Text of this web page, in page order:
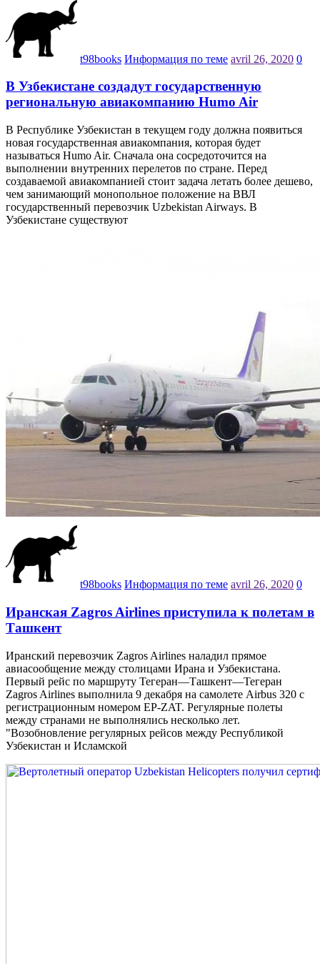
t98books Информация по теме avril 26, 2020 0
В Узбекистане создадут государственную
региональную авиакомпанию Humo Air
В Республике Узбекистан в текущем году должна появиться
новая государственная авиакомпания, которая будет
называться Humo Air. Сначала она сосредоточится на
выполнении внутренних перелетов по стране. Перед
создаваемой авиакомпанией стоит задача летать более дешево,
чем занимающий монопольное положение на ВВЛ
государственный перевозчик Uzbekistan Airways. В
Узбекистане существуют
t98books Информация по теме avril 26, 2020 0
Иранская Zagros Airlines приступила к полетам в
Ташкент
Иранский перевозчик Zagros Airlines наладил прямое
авиасообщение между столицами Ирана и Узбекистана.
Первый рейс по маршруту Тегеран—Ташкент—Тегеран
Zagros Airlines выполнила 9 декабря на самолете Аirbus 320 с
регистрационным номером EP-ZAT. Регулярные полеты
между странами не выполнялись несколько лет.
"Возобновление регулярных рейсов между Республикой
Узбекистан и Исламской